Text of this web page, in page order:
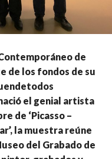
de
de los fondos de su
el genial artista
de ‘Picasso –
la muestra reúne
del Grabado de